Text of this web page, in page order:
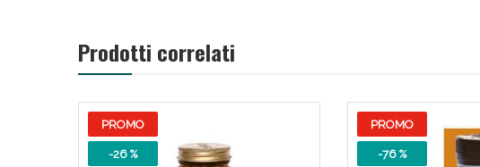
Prodotti correlati
PROMO
-26 %
PROMO
-76 %